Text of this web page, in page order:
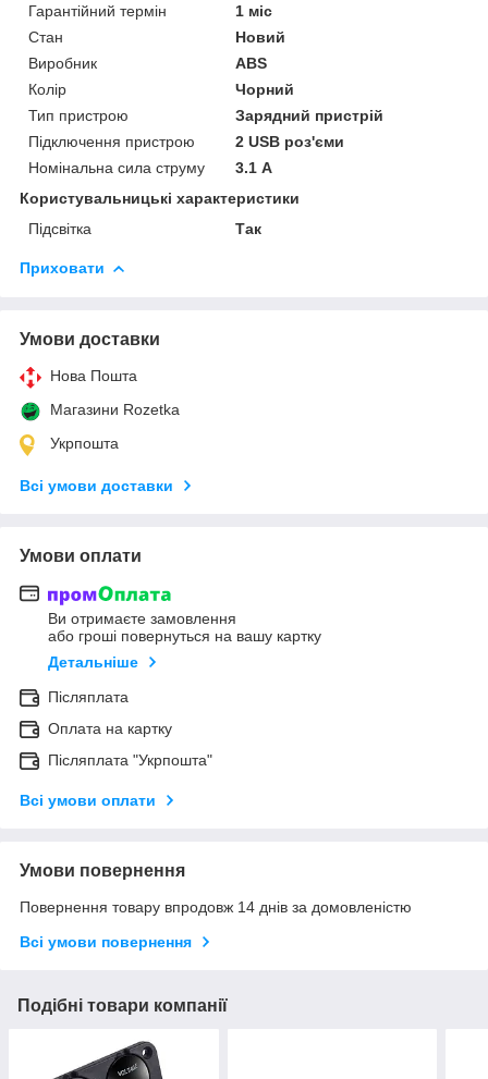
Гарантійний термін
1 міс
Стан
Новий
Виробник
ABS
Колір
Чорний
Тип пристрою
Зарядний пристрій
Підключення пристрою
2 USB роз'єми
Номінальна сила струму
3.1 А
Користувальницькі характеристики
Підсвітка
Так
Приховати
Умови доставки
Нова Пошта
Магазини Rozetka
Укрпошта
Всі умови доставки
Умови оплати
Ви отримаєте замовлення
або гроші повернуться на вашу картку
Детальніше
Післяплата
Оплата на картку
Післяплата "Укрпошта"
Всі умови оплати
Умови повернення
Повернення товару впродовж 14 днів за домовленістю
Всі умови повернення
Подібні товари компанії